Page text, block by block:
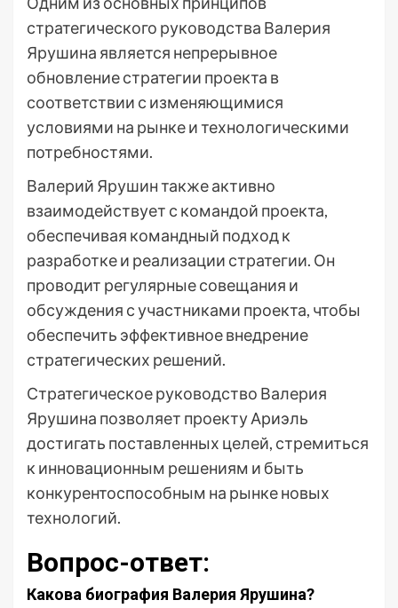
стратегического руководства Валерия
Ярушина является непрерывное
обновление стратегии проекта в
соответствии с изменяющимися
условиями на рынке и технологическими
потребностями.
Валерий Ярушин также активно
взаимодействует с командой проекта,
обеспечивая командный подход к
разработке и реализации стратегии. Он
проводит регулярные совещания и
обсуждения с участниками проекта, чтобы
обеспечить эффективное внедрение
стратегических решений.
Стратегическое руководство Валерия
Ярушина позволяет проекту Ариэль
достигать поставленных целей, стремиться
к инновационным решениям и быть
конкурентоспособным на рынке новых
технологий.
Вопрос-ответ:
Какова биография Валерия Ярушина?